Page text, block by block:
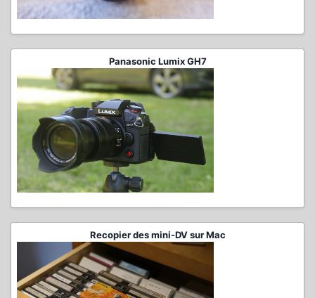
Panasonic Lumix GH7
Recopier des mini-DV sur Mac